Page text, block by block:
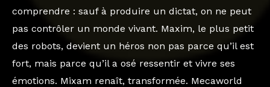
comprendre : sauf à produire un dictat, on ne peut
pas contrôler un monde vivant. Maxim, le plus petit
des robots, devient un héros non pas parce qu’il est
fort, mais parce qu’il a osé ressentir et vivre ses
émotions. Mixam renaît, transformée. Mecaworld